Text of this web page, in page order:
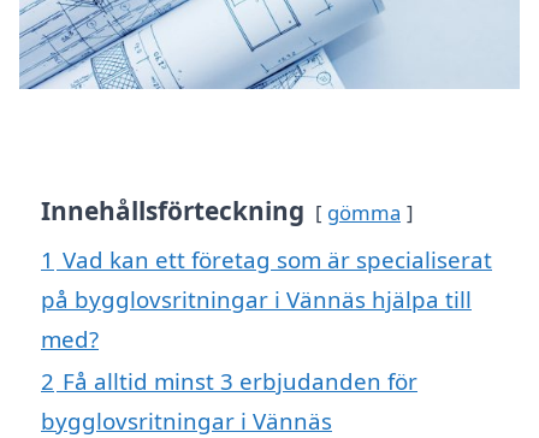
Innehållsförteckning gömma
1 Vad kan ett företag som är specialiserat
på bygglovsritningar i Vännäs hjälpa till
med?
2 Få alltid minst 3 erbjudanden för
bygglovsritningar i Vännäs